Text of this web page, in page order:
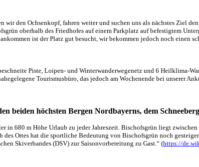
wir den Ochsenkopf, fahren weiter und suchen uns als nächstes Ziel den
oberhalb des Friedhofes auf einem Parkplatz auf befestigtem
ist der Platz gut besucht, wir bekommen jedoch noch einen
Piste, Loipen- und Winterwanderwegenetz und 6 Heilklima-
Tourismusbüro, das jedoch am Wochenende bei unserer
beiden höchsten Bergen Nordbayerns, dem
680 m Höhe Urlaub zu jeder Jahreszeit. Bischofsgrün liegt
Ortes hat die sportliche Bedeutung von Bischofsgrün noch
Skiverbandes (DSV) zur Saisonvorbereitung zu Gast.“ (https://